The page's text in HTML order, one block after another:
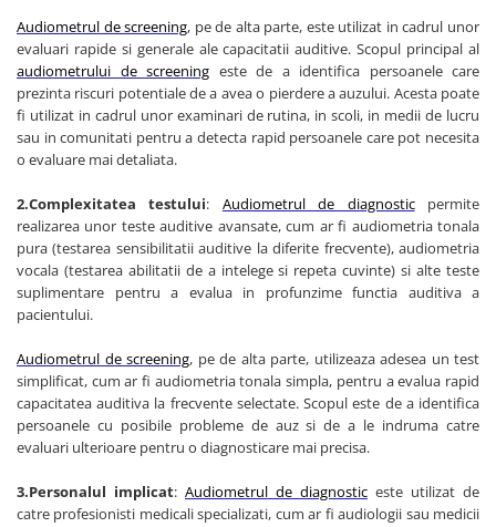
Truse prim ajutor
Vizioteste
VET
Audiometrul de screening, pe de alta parte, este utilizat in cadrul unor
evaluari rapide si generale ale capacitatii auditive. Scopul principal al
audiometrului de screening este de a identifica persoanele care
prezinta riscuri potentiale de a avea o pierdere a auzului. Acesta poate
fi utilizat in cadrul unor examinari de rutina, in scoli, in medii de lucru
sau in comunitati pentru a detecta rapid persoanele care pot necesita
o evaluare mai detaliata.
2.Complexitatea testului: Audiometrul de diagnosticpermite
realizarea unor teste auditive avansate, cum ar fi audiometria tonala
pura (testarea sensibilitatii auditive la diferite frecvente), audiometria
vocala (testarea abilitatii de a intelege si repeta cuvinte) si alte teste
suplimentare pentru a evalua in profunzime functia auditiva a
pacientului.
Audiometrul de screening, pe de alta parte, utilizeaza adesea un test
simplificat, cum ar fi audiometria tonala simpla, pentru a evalua rapid
capacitatea auditiva la frecvente selectate. Scopul este de a identifica
persoanele cu posibile probleme de auz si de a le indruma catre
evaluari ulterioare pentru o diagnosticare mai precisa.
3.Personalul implicat: Audiometrul de diagnostic este utilizat de
catre profesionisti medicali specializati, cum ar fi audiologii sau medicii